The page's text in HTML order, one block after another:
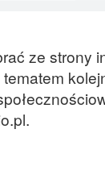
ze strony
tematem